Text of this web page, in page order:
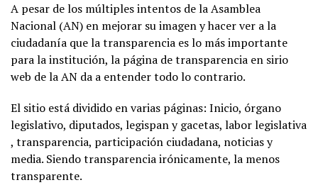
A pesar de los múltiples intentos de la Asamblea
Nacional (AN) en mejorar su imagen y hacer ver a la
ciudadanía que la transparencia es lo más importante
para la institución, la página de transparencia en sirio
web de la AN da a entender todo lo contrario.
El sitio está dividido en varias páginas: Inicio, órgano
legislativo, diputados, legispan y gacetas, labor legislativa
, transparencia, participación ciudadana, noticias y
media. Siendo transparencia irónicamente, la menos
transparente.